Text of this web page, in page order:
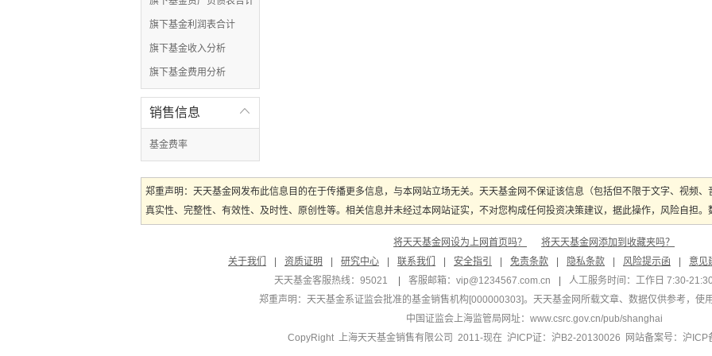
旗下基金利润表合计
旗下基金收入分析
旗下基金费用分析

销售信息
基金费率
郑重声明：天天基金网发布此信息目的在于传播更多信息，与本网站立场无关。天天基金网不保证该信息（包括但不限于文字、视频
真实性、完整性、有效性、及时性、原创性等。相关信息并未经过本网站证实，不对您构成任何投资决策建议，据此操作，风险自担
将天天基金网设为上网首页吗？
将天天基金网添加到收藏夹吗？
关于我们
资质证明 研究中心 联系我们 安全指引 免责条款 隐私条款 风险提示函
意见
天天基金客服热线：95021
客服邮箱： vip@1234567.com.cn
人工服务时间：工作日 7:30-
郑重声明： 天天基金系证监会批准的基金销售机构[000000303]。天天基金网所载文章、数据仅供参考，使
中国证监会上海监管局网址： www.csrc.gov.cn/pub/shanghai
CopyRight 上海天天基金销售有限公司 2011-现在 沪ICP证：沪B2-20130026
网站备案号：沪